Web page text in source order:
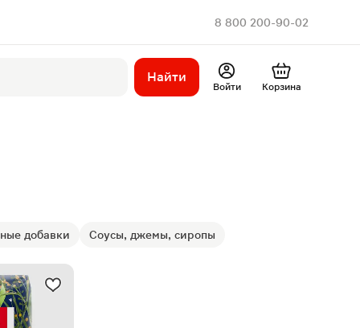
8 800 200-90-02
Найти
Войти Корзина
добавки Соусы, джемы, сиропы